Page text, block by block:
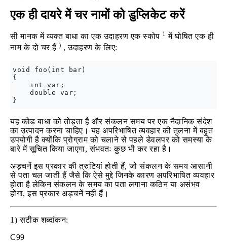
एक ही दायरे में चर नामों को डुप्लिकेट करें
सी मानक में व्यक्त बाधा का एक उदाहरण एक स्कोप 1 में घोषित एक ही
नाम के दो चर हैं ) , उदाहरण के लिए:
void foo(int bar)
{
    int var;
    double var;
यह कोड बाधा को तोड़ता है और संकलन समय पर एक नैदानिक संदेश
का उत्पादन करना चाहिए। यह अपरिभाषित व्यवहार की तुलना में बहुत
उपयोगी है क्योंकि प्रोग्राम को चलाने से पहले डेवलपर को समस्या के
बारे में सूचित किया जाएगा, संभवतः कुछ भी कर रहा है।
अड़चनें इस प्रकार की त्रुटियां होती हैं, जो संकलन के समय आसानी
से पता चल जाती हैं जैसे कि ऐसे मुद्दे जिनके कारण अपरिभाषित व्यवहार
होता है लेकिन संकलन के समय का पता लगाना कठिन या असंभव
होगा, इस प्रकार अड़चनें नहीं हैं।
1) सटीक शब्दांकन:
C99